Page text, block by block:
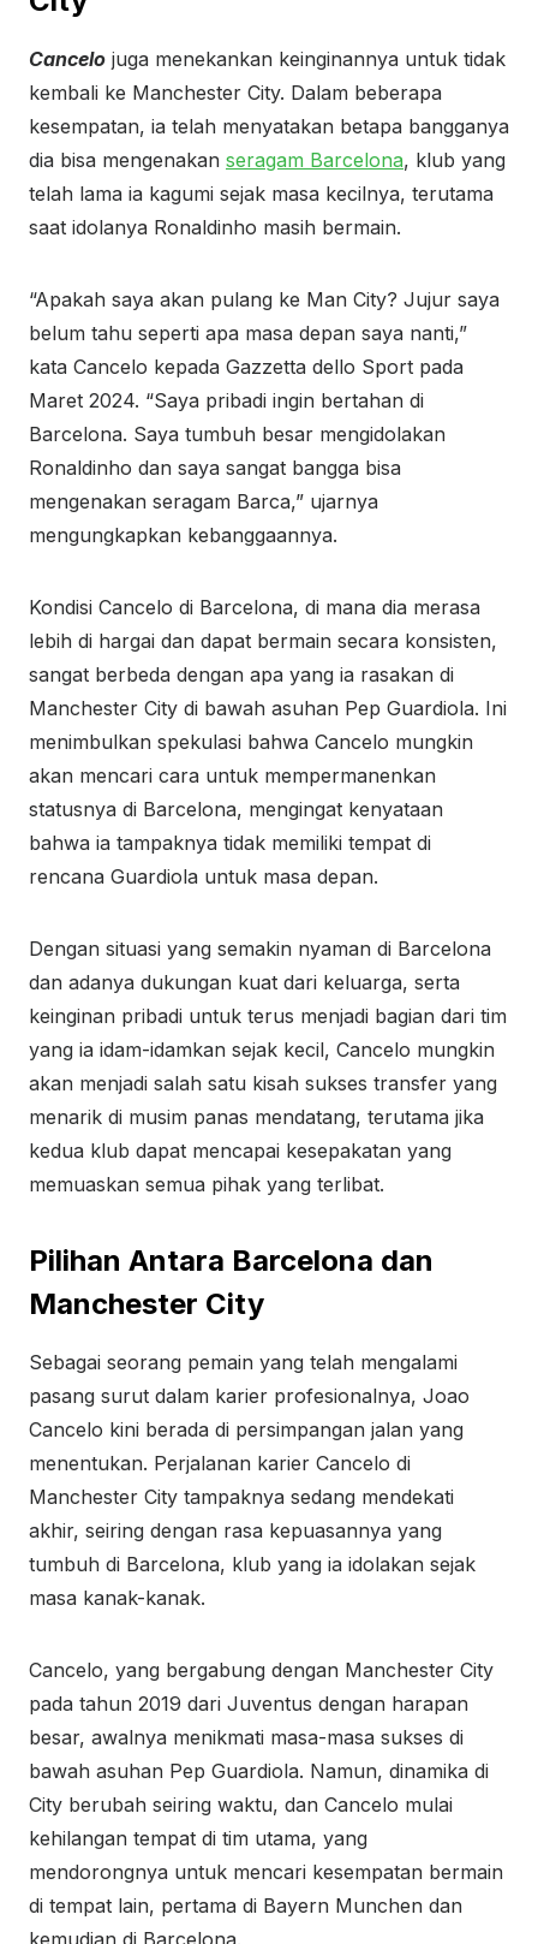
Cancelo juga menekankan keinginannya untuk tidak
kembali ke Manchester City. Dalam beberapa
kesempatan, ia telah menyatakan betapa bangganya
dia bisa mengenakan seragam Barcelona, klub yang
telah lama ia kagumi sejak masa kecilnya, terutama
saat idolanya Ronaldinho masih bermain.
“Apakah saya akan pulang ke Man City? Jujur saya
belum tahu seperti apa masa depan saya nanti,”
kata Cancelo kepada Gazzetta dello Sport pada
Maret 2024. “Saya pribadi ingin bertahan di
Barcelona. Saya tumbuh besar mengidolakan
Ronaldinho dan saya sangat bangga bisa
mengenakan seragam Barca,” ujarnya
mengungkapkan kebanggaannya.
Kondisi Cancelo di Barcelona, di mana dia merasa
lebih di hargai dan dapat bermain secara konsisten,
sangat berbeda dengan apa yang ia rasakan di
Manchester City di bawah asuhan Pep Guardiola. Ini
menimbulkan spekulasi bahwa Cancelo mungkin
akan mencari cara untuk mempermanenkan
statusnya di Barcelona, mengingat kenyataan
bahwa ia tampaknya tidak memiliki tempat di
rencana Guardiola untuk masa depan.
Dengan situasi yang semakin nyaman di Barcelona
dan adanya dukungan kuat dari keluarga, serta
keinginan pribadi untuk terus menjadi bagian dari tim
yang ia idam-idamkan sejak kecil, Cancelo mungkin
akan menjadi salah satu kisah sukses transfer yang
menarik di musim panas mendatang, terutama jika
kedua klub dapat mencapai kesepakatan yang
memuaskan semua pihak yang terlibat.
Pilihan Antara Barcelona dan
Manchester City
Sebagai seorang pemain yang telah mengalami
pasang surut dalam karier profesionalnya, Joao
Cancelo kini berada di persimpangan jalan yang
menentukan. Perjalanan karier Cancelo di
Manchester City tampaknya sedang mendekati
akhir, seiring dengan rasa kepuasannya yang
tumbuh di Barcelona, klub yang ia idolakan sejak
masa kanak-kanak.
Cancelo, yang bergabung dengan Manchester City
pada tahun 2019 dari Juventus dengan harapan
besar, awalnya menikmati masa-masa sukses di
bawah asuhan Pep Guardiola. Namun, dinamika di
City berubah seiring waktu, dan Cancelo mulai
kehilangan tempat di tim utama, yang
mendorongnya untuk mencari kesempatan bermain
di tempat lain, pertama di Bayern Munchen dan
kemudian di Barcelona.